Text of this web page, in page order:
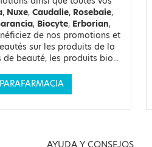
, Nuxe, Caudalie, Rosebaie,
, Biocyte, Erborian,
de nos promotions et
sur les produits de la
beauté, les produits bio...
AYUDA Y CONSEJOS